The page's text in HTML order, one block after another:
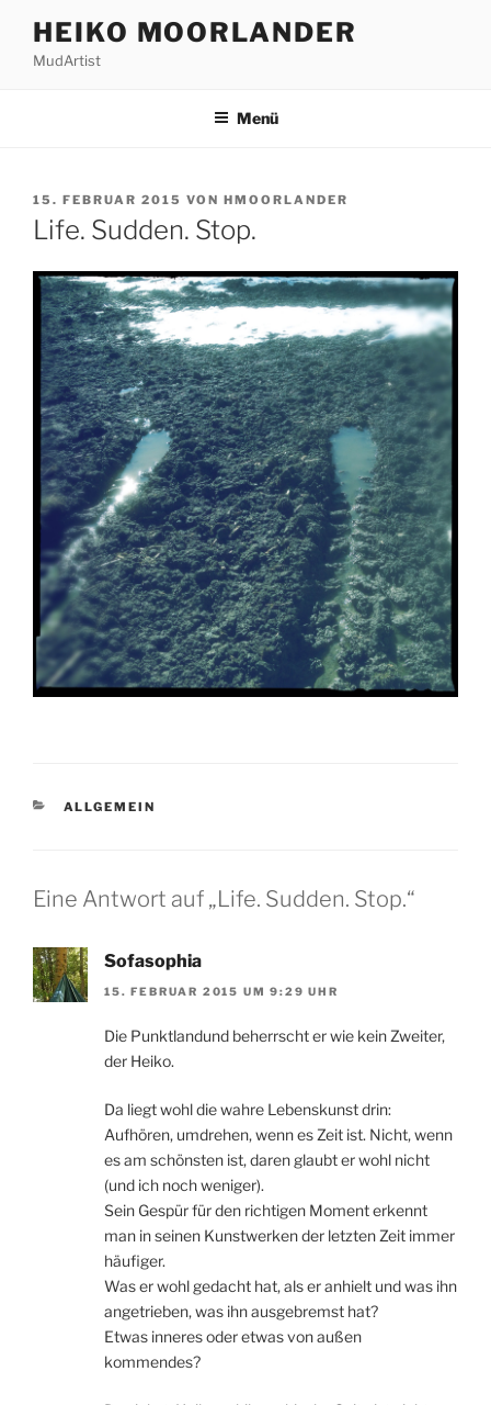
Inhalt
springen
HEIKO MOORLANDER
MudArtist
Menü
VERÖFFENTLICHT
AM
15. FEBRUAR 2015 VON HMOORLANDER
Life. Sudden. Stop.
KATEGORIEN
ALLGEMEIN
Eine Antwort auf „Life. Sudden. Stop.“
Sofasophia
15. FEBRUAR 2015 UM 9:29 UHR
Die Punktlandund beherrscht er wie kein Zweiter,
der Heiko.
Da liegt wohl die wahre Lebenskunst drin:
Aufhören, umdrehen, wenn es Zeit ist. Nicht, wenn
es am schönsten ist, daren glaubt er wohl nicht
(und ich noch weniger).
Sein Gespür für den richtigen Moment erkennt
man in seinen Kunstwerken der letzten Zeit immer
häufiger.
Was er wohl gedacht hat, als er anhielt und was ihn
angetrieben, was ihn ausgebremst hat?
Etwas inneres oder etwas von außen
kommendes?